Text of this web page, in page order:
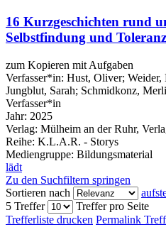
16 Kurzgeschichten rund
Selbstfindung und Toleranz
zum Kopieren mit Aufgaben
Verfasser*in: Hust, Oliver; Weider,
Jungblut, Sarah; Schmidkonz,
Verfasser*in
Jahr: 2025
Verlag: Mülheim an der Ruhr,
Reihe: K.L.A.R. - Storys
Mediengruppe: Bildungsmaterial
lädt
Zu den Suchfiltern springen
Sortieren nach
5 Treffer
Treffer pro Seite
Trefferliste drucken Permalink